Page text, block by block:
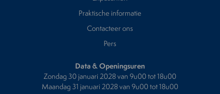
Praktische informatie
Contacteer ons
Pers
Data & Openingsuren
Zondag 30 januari 2028 van 9u00 tot 18u00
Maandag 31 januari 2028 van 9u00 tot 18u00